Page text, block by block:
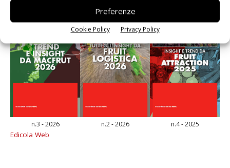
Preferenze
Cookie Policy Privacy Policy
n.3 - 2026 n.2 - 2026 n.4 - 2025
Edicola Web